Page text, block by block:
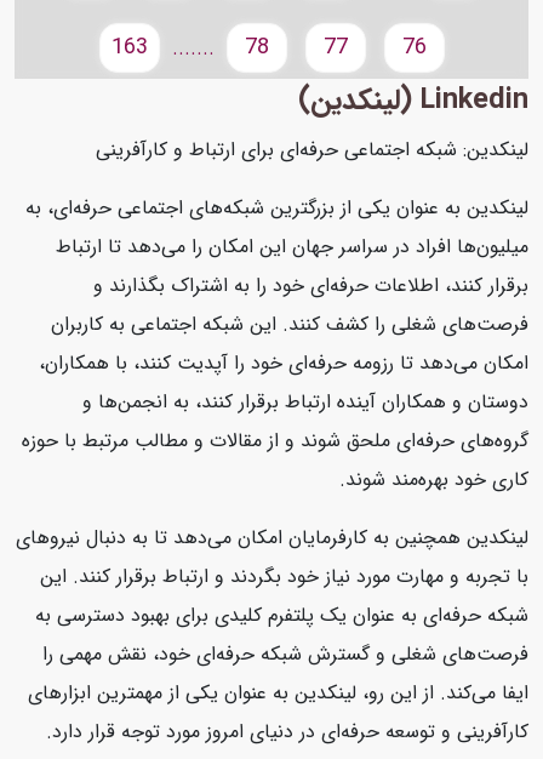
76
77
78
.......
163
Linkedin (لینکدین)
لینکدین: شبکه اجتماعی حرفه‌ای برای ارتباط و کارآفرینی
لینکدین به عنوان یکی از بزرگترین شبکه‌های اجتماعی حرفه‌ای، به
میلیون‌ها افراد در سراسر جهان این امکان را می‌دهد تا ارتباط
برقرار کنند، اطلاعات حرفه‌ای خود را به اشتراک بگذارند و
فرصت‌های شغلی را کشف کنند. این شبکه اجتماعی به کاربران
امکان می‌دهد تا رزومه حرفه‌ای خود را آپدیت کنند، با همکاران،
دوستان و همکاران آینده ارتباط برقرار کنند، به انجمن‌ها و
گروه‌های حرفه‌ای ملحق شوند و از مقالات و مطالب مرتبط با حوزه
کاری خود بهره‌مند شوند.
لینکدین همچنین به کارفرمایان امکان می‌دهد تا به دنبال نیروهای
با تجربه و مهارت مورد نیاز خود بگردند و ارتباط برقرار کنند. این
شبکه حرفه‌ای به عنوان یک پلتفرم کلیدی برای بهبود دسترسی به
فرصت‌های شغلی و گسترش شبکه حرفه‌ای خود، نقش مهمی را
ایفا می‌کند. از این رو، لینکدین به عنوان یکی از مهمترین ابزارهای
کارآفرینی و توسعه حرفه‌ای در دنیای امروز مورد توجه قرار دارد.